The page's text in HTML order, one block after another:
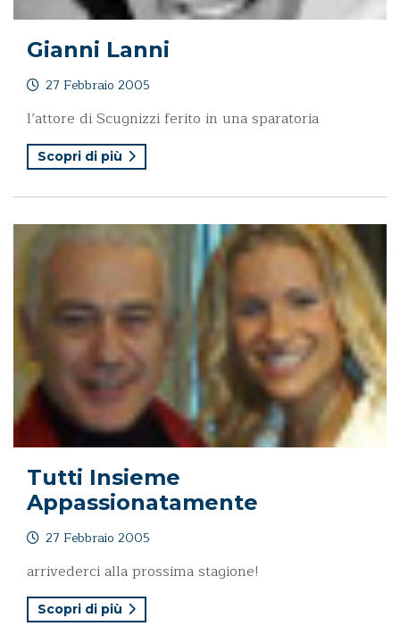
Gianni Lanni
27 Febbraio 2005
l’attore di Scugnizzi ferito in una sparatoria
Scopri di più
Tutti Insieme
Appassionatamente
27 Febbraio 2005
arrivederci alla prossima stagione!
Scopri di più